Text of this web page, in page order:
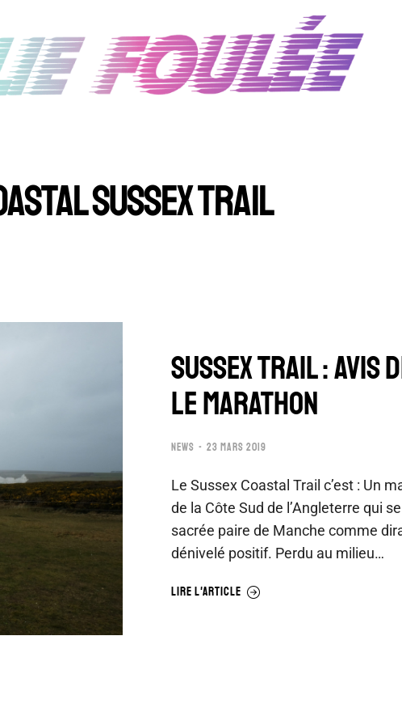
SUSSEX TRAIL
SUSSEX TRAIL : AVIS
LE MARATHON
NEWS 23 MARS 2019
Le Sussex Coastal Trail c’est : Un
de la Côte Sud de l’Angleterre qui
sacrée paire de Manche comme
dénivelé positif. Perdu au milieu…
LIRE L'ARTICLE